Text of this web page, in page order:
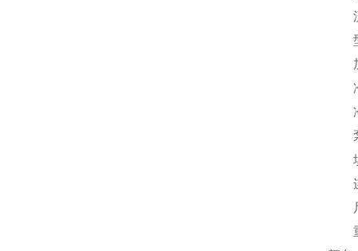
流
型
加
冷
冷
泵
填
连
尺
重